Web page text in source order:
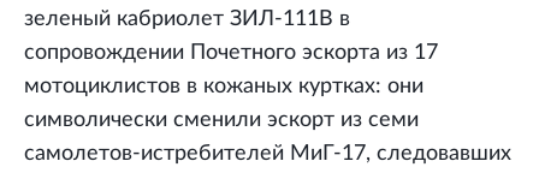
зеленый кабриолет ЗИЛ-111В в
сопровождении Почетного эскорта из 17
мотоциклистов в кожаных куртках: они
символически сменили эскорт из семи
самолетов-истребителей МиГ-17, следовавших